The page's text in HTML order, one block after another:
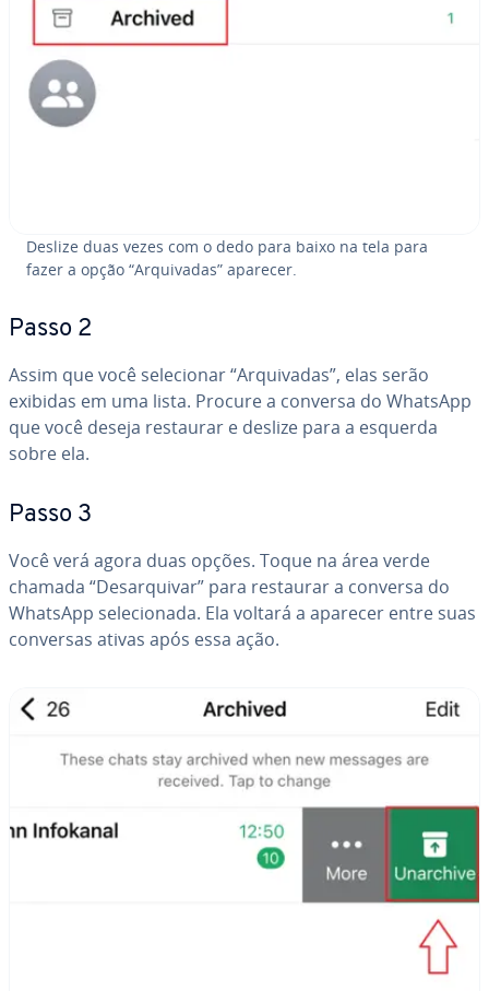
Deslize duas vezes com o dedo para baixo na tela para
fazer a opção “Ar­qui­va­das” aparecer.
Passo 2
Assim que você se­le­ci­o­nar “Ar­qui­va­das”, elas serão
exibidas em uma lista. Procure a conversa do WhatsApp
que você deseja restaurar e deslize para a esquerda
sobre ela.
Passo 3
Você verá agora duas opções. Toque na área verde
chamada “De­sar­qui­var” para restaurar a conversa do
WhatsApp se­le­ci­o­nada. Ela voltará a aparecer entre suas
conversas ativas após essa ação.